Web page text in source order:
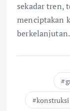
sekadar tren,
menciptakan
berkelanjutan.